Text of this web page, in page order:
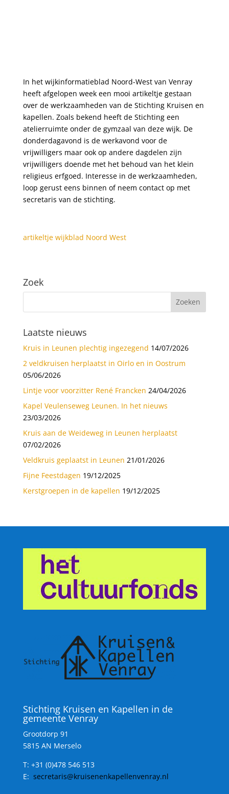
In het wijkinformatieblad Noord-West van Venray
heeft afgelopen week een mooi artikeltje gestaan
over de werkzaamheden van de Stichting Kruisen en
kapellen. Zoals bekend heeft de Stichting een
atelierruimte onder de gymzaal van deze wijk. De
donderdagavond is de werkavond voor de
vrijwilligers maar ook op andere dagdelen zijn
vrijwilligers doende met het behoud van het klein
religieus erfgoed. Interesse in de werkzaamheden,
loop gerust eens binnen of neem contact op met
secretaris van de stichting.
artikeltje wijkblad Noord West
Zoek
Laatste nieuws
Kruis in Leunen plechtig ingezegend 14/07/2026
2 veldkruisen herplaatst in Oirlo en in Oostrum
05/06/2026
Lintje voor voorzitter René Francken 24/04/2026
Kapel Veulenseweg Leunen. In het nieuws
23/03/2026
Kruis aan de Weideweg in Leunen herplaatst
07/02/2026
Veldkruis geplaatst in Leunen 21/01/2026
Fijne Feestdagen 19/12/2025
Kerstgroepen in de kapellen 19/12/2025
Stichting Kruisen en Kapellen in de
gemeente Venray
Grootdorp 91
5815 AN Merselo
T: +31 (0)478 546 513
E: secretaris@kruisenenkapellenvenray.nl